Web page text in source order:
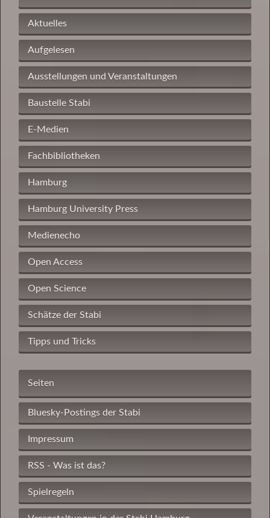
Aktuelles
Aufgelesen
Ausstellungen und Veranstaltungen
Baustelle Stabi
E-Medien
Fachbibliotheken
Hamburg
Hamburg University Press
Medienecho
Open Access
Open Science
Schätze der Stabi
Tipps und Tricks
Seiten
Bluesky-Postings der Stabi
Impressum
RSS - Was ist das?
Spielregeln